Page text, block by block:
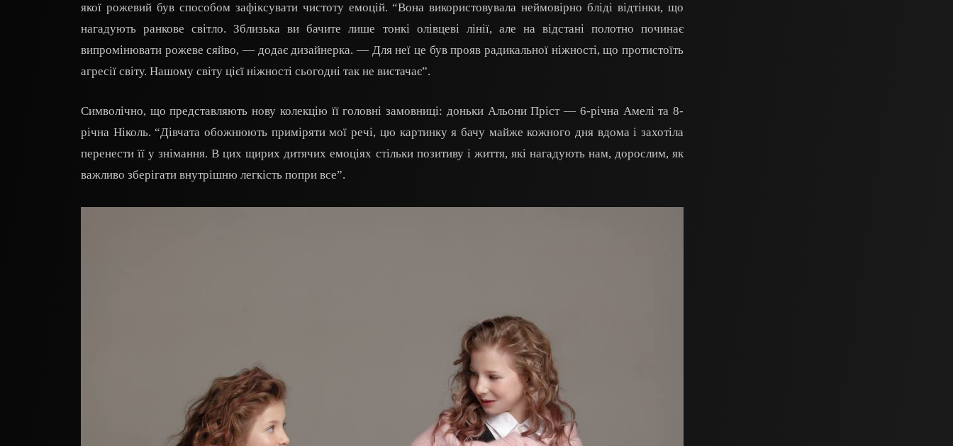
якої рожевий був способом зафіксувати чистоту емоцій. “Вона використовувала неймовірно бліді відтінки, що
нагадують ранкове світло. Зблизька ви бачите лише тонкі олівцеві лінії, але на відстані полотно починає
випромінювати рожеве сяйво, — додає дизайнерка. — Для неї це був прояв радикальної ніжності, що протистоїть
агресії світу. Нашому світу цієї ніжності сьогодні так не вистачає”.
Символічно, що представляють нову колекцію її головні замовниці: доньки Альони Пріст — 6-річна Амелі та 8-
річна Ніколь. “Дівчата обожнюють приміряти мої речі, цю картинку я бачу майже кожного дня вдома і захотіла
перенести її у знімання. В цих щирих дитячих емоціях стільки позитиву і життя, які нагадують нам, дорослим, як
важливо зберігати внутрішню легкість попри все”.